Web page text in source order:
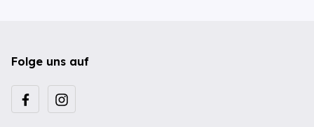
Folge uns auf